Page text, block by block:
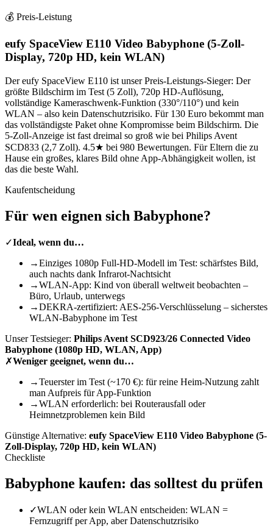
💰 Preis-Leistung
eufy SpaceView E110 Video Babyphone (5-Zoll-
Display, 720p HD, kein WLAN)
Der eufy SpaceView E110 ist unser Preis-Leistungs-Sieger: Der
größte Bildschirm im Test (5 Zoll), 720p HD-Auflösung,
vollständige Kameraschwenk-Funktion (330°/110°) und kein
WLAN – also kein Datenschutzrisiko. Für 130 Euro bekommt man
das vollständigste Paket ohne Kompromisse beim Bildschirm. Die
5-Zoll-Anzeige ist fast dreimal so groß wie bei Philips Avent
SCD833 (2,7 Zoll). 4.5★ bei 980 Bewertungen. Für Eltern die zu
Hause ein großes, klares Bild ohne App-Abhängigkeit wollen, ist
das die beste Wahl.
Kaufentscheidung
Für wen eignen sich Babyphone?
✓Ideal, wenn du…
→Einziges 1080p Full-HD-Modell im Test: schärfstes Bild,
auch nachts dank Infrarot-Nachtsicht
→WLAN-App: Kind von überall weltweit beobachten –
Büro, Urlaub, unterwegs
→DEKRA-zertifiziert: AES-256-Verschlüsselung – sicherstes
WLAN-Babyphone im Test
Unser Testsieger: Philips Avent SCD923/26 Connected Video
Babyphone (1080p HD, WLAN, App)
✗Weniger geeignet, wenn du…
→Teuerster im Test (~170 €): für reine Heim-Nutzung zahlt
man Aufpreis für App-Funktion
→WLAN erforderlich: bei Routerausfall oder
Heimnetzproblemen kein Bild
Günstige Alternative: eufy SpaceView E110 Video Babyphone (5-
Zoll-Display, 720p HD, kein WLAN)
Checkliste
Babyphone kaufen: das solltest du prüfen
✓WLAN oder kein WLAN entscheiden: WLAN =
Fernzugriff per App, aber Datenschutzrisiko